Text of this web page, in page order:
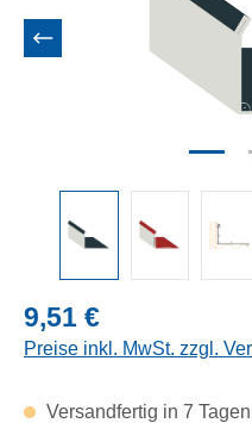
Regulärer Preis:
9,51 €
Preise inkl. MwSt. zzgl.
Versandfertig in 7